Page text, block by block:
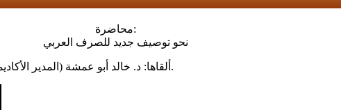
محاضرة:
نحو توصيف جديد للصرف العربي
ألقاها: د. خالد أبو عمشة (المدير الأكاديمي لمعهد قاصد بالأردن) في مجمع اللغة العربية بمكة يوم السبت 6 يناير 2024م.